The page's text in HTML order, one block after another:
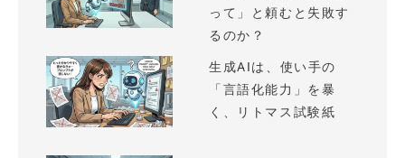
って」と頼むと失敗す
るのか？
生成AIは、使い手の
「言語化能力」を暴
く、リトマス試験紙